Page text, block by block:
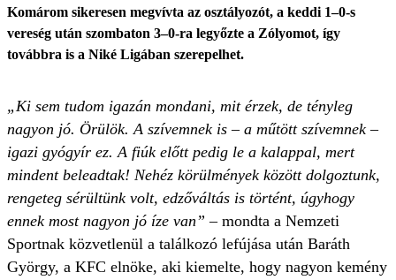
Komárom sikeresen megvívta az osztályozót, a keddi 1–0-s
vereség után szombaton 3–0-ra legyőzte a Zólyomot, így
továbbra is a Niké Ligában szerepelhet.
„Ki sem tudom igazán mondani, mit érzek, de tényleg
nagyon jó. Örülök. A szívemnek is – a műtött szívemnek –
igazi gyógyír ez. A fiúk előtt pedig le a kalappal, mert
mindent beleadtak! Nehéz körülmények között dolgoztunk,
rengeteg sérültünk volt, edzőváltás is történt, úgyhogy
ennek most nagyon jó íze van” – mondta a Nemzeti
Sportnak közvetlenül a találkozó lefújása után Baráth
György, a KFC elnöke, aki kiemelte, hogy nagyon kemény